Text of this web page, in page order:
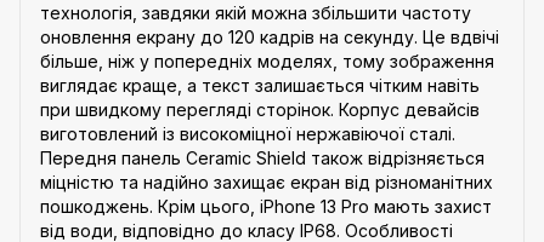
технологія, завдяки якій можна збільшити частоту
оновлення екрану до 120 кадрів на секунду. Це вдвічі
більше, ніж у попередніх моделях, тому зображення
виглядає краще, а текст залишається чітким навіть
при швидкому перегляді сторінок. Корпус девайсів
виготовлений із високоміцної нержавіючої сталі.
Передня панель Ceramic Shield також відрізняється
міцністю та надійно захищає екран від різноманітних
пошкоджень. Крім цього, iPhone 13 Pro мають захист
від води, відповідно до класу IP68. Особливості